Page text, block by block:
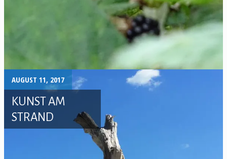
AUGUST 11, 2017
KUNST AM
STRAND